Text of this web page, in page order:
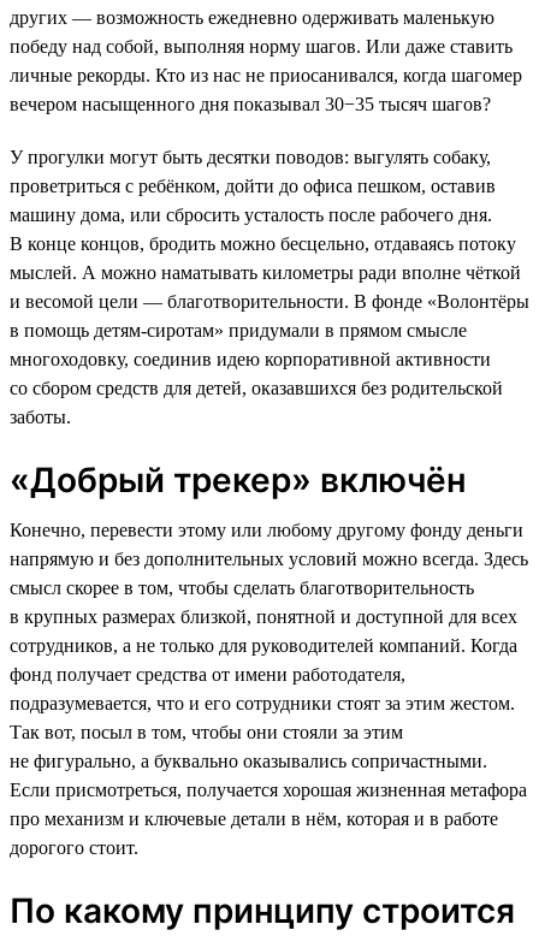
других — возможность ежедневно одерживать маленькую
победу над собой, выполняя норму шагов. Или даже ставить
личные рекорды. Кто из нас не приосанивался, когда шагомер
вечером насыщенного дня показывал 30−35 тысяч шагов?
У прогулки могут быть десятки поводов: выгулять собаку,
проветриться с ребёнком, дойти до офиса пешком, оставив
машину дома, или сбросить усталость после рабочего дня.
В конце концов, бродить можно бесцельно, отдаваясь потоку
мыслей. А можно наматывать километры ради вполне чёткой
и весомой цели — благотворительности. В фонде «Волонтёры
в помощь детям-сиротам» придумали в прямом смысле
многоходовку, соединив идею корпоративной активности
со сбором средств для детей, оказавшихся без родительской
заботы.
«Добрый трекер» включён
Конечно, перевести этому или любому другому фонду деньги
напрямую и без дополнительных условий можно всегда. Здесь
смысл скорее в том, чтобы сделать благотворительность
в крупных размерах близкой, понятной и доступной для всех
сотрудников, а не только для руководителей компаний. Когда
фонд получает средства от имени работодателя,
подразумевается, что и его сотрудники стоят за этим жестом.
Так вот, посыл в том, чтобы они стояли за этим
не фигурально, а буквально оказывались сопричастными.
Если присмотреться, получается хорошая жизненная метафора
про механизм и ключевые детали в нём, которая и в работе
дорогого стоит.
По какому принципу строится